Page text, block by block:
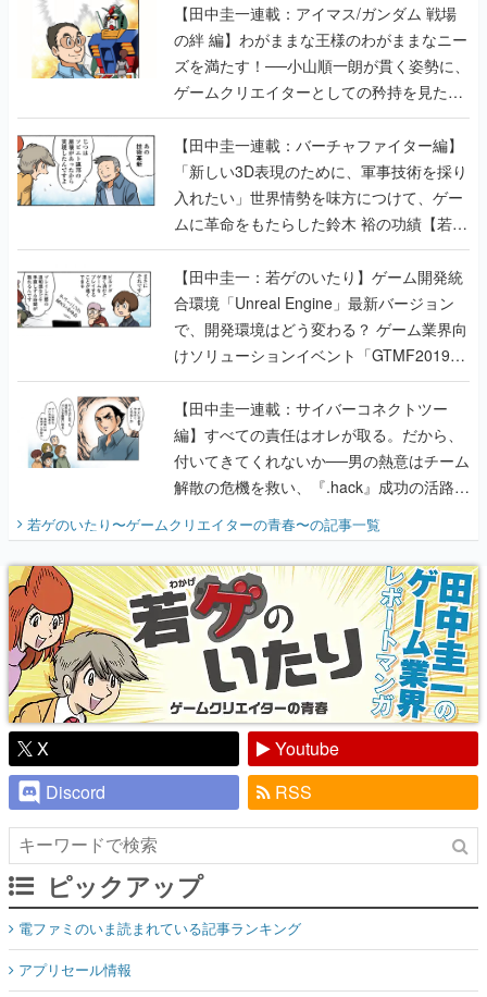
【田中圭一連載：アイマス/ガンダム 戦場
の絆 編】わがままな王様のわがままなニー
ズを満たす！──小山順一朗が貫く姿勢に、
ゲームクリエイターとしての矜持を見た
【若ゲのいたり最終回】
【田中圭一連載：バーチャファイター編】
「新しい3D表現のために、軍事技術を採り
入れたい」世界情勢を味方につけて、ゲー
ムに革命をもたらした鈴木 裕の功績【若ゲ
のいたり】
【田中圭一：若ゲのいたり】ゲーム開発統
合環境「Unreal Engine」最新バージョン
で、開発環境はどう変わる？ ゲーム業界向
けソリューションイベント「GTMF2019」
に行って、より理解を深めよう【PR】
【田中圭一連載：サイバーコネクトツー
編】すべての責任はオレが取る。だから、
付いてきてくれないか──男の熱意はチーム
解散の危機を救い、『.hack』成功の活路を
開く。業界の快男児・松山 洋に流れる血は
『少年ジャンプ』色だった【若ゲのいた
り】
若ゲのいたり〜ゲームクリエイターの青春〜の記事一覧
X
Youtube
Discord
RSS
ピックアップ
電ファミのいま読まれている記事ランキング
アプリセール情報